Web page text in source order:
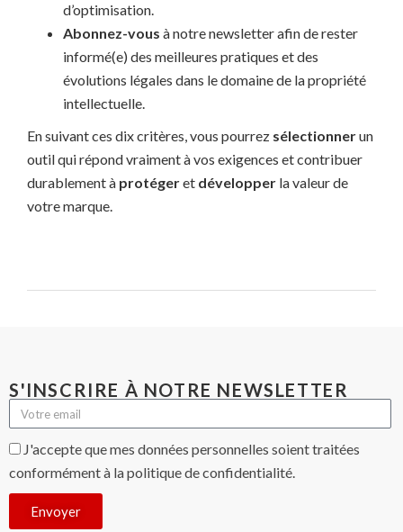
d’optimisation.
Abonnez-vous à notre newsletter afin de rester
informé(e) des meilleures pratiques et des
évolutions légales dans le domaine de la propriété
intellectuelle.
En suivant ces dix critères, vous pourrez sélectionnerun
outil qui répond vraiment à vos exigences et contribuer
durablement à protégeret développer la valeur de
votre marque.
S'INSCRIRE À NOTRE NEWSLETTER
J'accepte que mes données personnelles soient traitées
conformément à la politique de confidentialité.
Envoyer